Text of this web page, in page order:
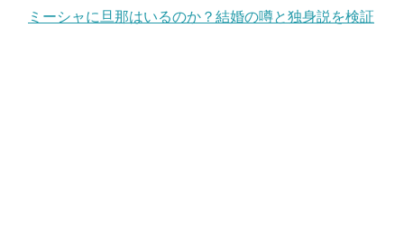
ミーシャに旦那はいるのか？結婚の噂と独身説を検証